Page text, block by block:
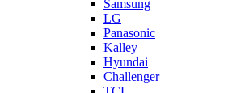
Samsung
LG
Panasonic
Kalley
Hyundai
Challenger